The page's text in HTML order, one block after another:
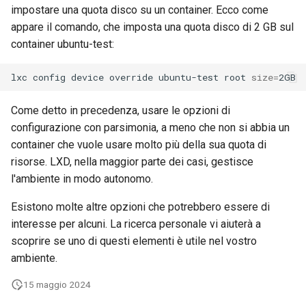
impostare una quota disco su un container. Ecco come
appare il comando, che imposta una quota disco di 2 GB sul
container ubuntu-test:
lxc config device override ubuntu-test root size=
Come detto in precedenza, usare le opzioni di
configurazione con parsimonia, a meno che non si abbia un
container che vuole usare molto più della sua quota di
risorse. LXD, nella maggior parte dei casi, gestisce
l'ambiente in modo autonomo.
Esistono molte altre opzioni che potrebbero essere di
interesse per alcuni. La ricerca personale vi aiuterà a
scoprire se uno di questi elementi è utile nel vostro
ambiente.
15 maggio 2024